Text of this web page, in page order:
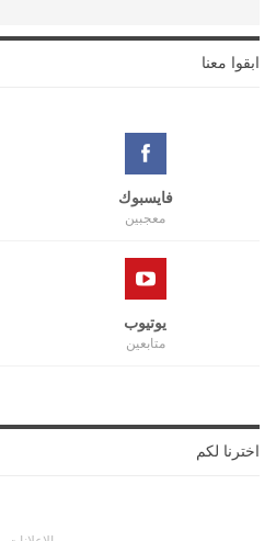
ابقوا معنا
فايسبوك
معجبين
يوتيوب
متابعين
اخترنا لكم